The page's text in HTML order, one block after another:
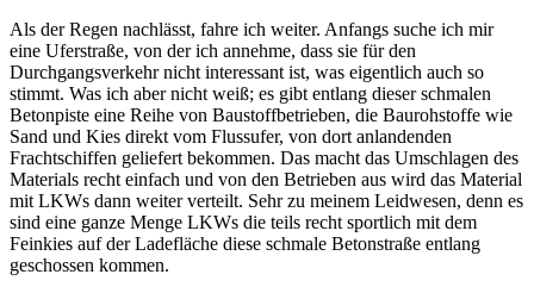
Als der Regen nachlässt, fahre ich weiter. Anfangs suche ich mir
eine Uferstraße, von der ich annehme, dass sie für den
Durchgangsverkehr nicht interessant ist, was eigentlich auch so
stimmt. Was ich aber nicht weiß; es gibt entlang dieser schmalen
Betonpiste eine Reihe von Baustoffbetrieben, die Baurohstoffe wie
Sand und Kies direkt vom Flussufer, von dort anlandenden
Frachtschiffen geliefert bekommen. Das macht das Umschlagen des
Materials recht einfach und von den Betrieben aus wird das Material
mit LKWs dann weiter verteilt. Sehr zu meinem Leidwesen, denn es
sind eine ganze Menge LKWs die teils recht sportlich mit dem
Feinkies auf der Ladefläche diese schmale Betonstraße entlang
geschossen kommen.